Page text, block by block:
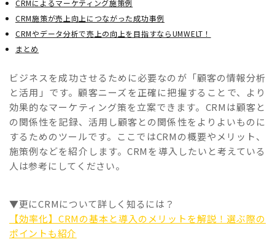
CRMによるマーケティング施策例
CRM施策が売上向上につながった成功事例
CRMやデータ分析で売上の向上を目指すならUMWELT！
まとめ
ビジネスを成功させるために必要なのが「顧客の情報分析
と活用」です。顧客ニーズを正確に把握することで、より
効果的なマーケティング策を立案できます。CRMは顧客と
の関係性を記録、活用し顧客との関係性をよりよいものに
するためのツールです。ここではCRMの概要やメリット、
施策例などを紹介します。CRMを導入したいと考えている
人は参考にしてください。
▼更にCRMについて詳しく知るには？
【効率化】CRMの基本と導入のメリットを解説！選ぶ際の
ポイントも紹介